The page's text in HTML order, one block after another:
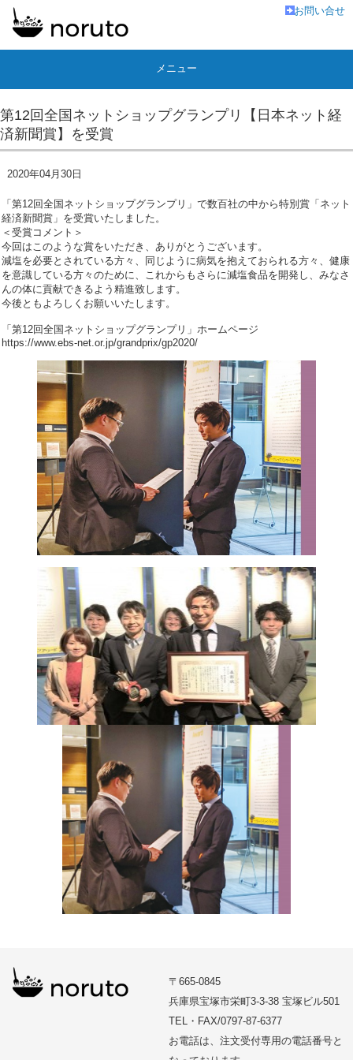
お問い合せ
メニュー
第12回全国ネットショップグランプリ【日本ネット経
済新聞賞】を受賞
2020年04月30日
「第12回全国ネットショップグランプリ」で数百社の中から特別賞「ネット
経済新聞賞」を受賞いたしました。
＜受賞コメント＞
今回はこのような賞をいただき、ありがとうございます。
減塩を必要とされている方々、同じように病気を抱えておられる方々、健康
を意識している方々のために、これからもさらに減塩食品を開発し、みなさ
んの体に貢献できるよう精進致します。
今後ともよろしくお願いいたします。
「第12回全国ネットショップグランプリ」ホームページ
https://www.ebs-net.or.jp/grandprix/gp2020/
〒665-0845
兵庫県宝塚市栄町3-3-38 宝塚ビル501
TEL・FAX/0797-87-6377
お電話は、注文受付専用の電話番号と